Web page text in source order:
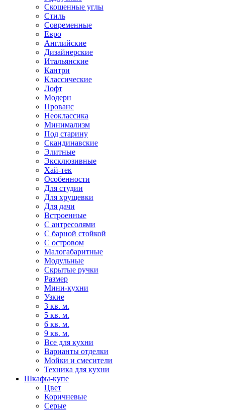
Скошенные углы
Стиль
Современные
Евро
Английские
Дизайнерские
Итальянские
Кантри
Классические
Лофт
Модерн
Прованс
Неоклассика
Минимализм
Под старину
Скандинавские
Элитные
Эксклюзивные
Хай-тек
Особенности
Для студии
Для хрущевки
Для дачи
Встроенные
С антресолями
С барной стойкой
С островом
Малогабаритные
Модульные
Скрытые ручки
Размер
Мини-кухни
Узкие
3 кв. м.
5 кв. м.
6 кв. м.
9 кв. м.
Все для кухни
Варианты отделки
Мойки и смесители
Техника для кухни
Шкафы-купе
Цвет
Коричневые
Серые